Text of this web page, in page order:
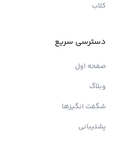
کلاب
دسترسی سریع
صفحه اول
وبلاگ
شگفت انگیزها
پشتیبانی